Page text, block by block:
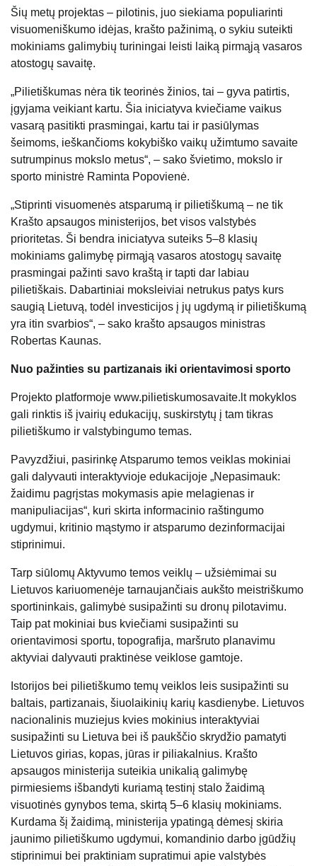
Šių metų projektas – pilotinis, juo siekiama populiarinti
visuomeniškumo idėjas, krašto pažinimą, o sykiu suteikti
mokiniams galimybių turiningai leisti laiką pirmąją vasaros
atostogų savaitę.
„Pilietiškumas nėra tik teorinės žinios, tai – gyva patirtis,
įgyjama veikiant kartu. Šia iniciatyva kviečiame vaikus
vasarą pasitikti prasmingai, kartu tai ir pasiūlymas
šeimoms, ieškančioms kokybiško vaikų užimtumo savaite
sutrumpinus mokslo metus“, – sako švietimo, mokslo ir
sporto ministrė Raminta Popovienė.
„Stiprinti visuomenės atsparumą ir pilietiškumą – ne tik
Krašto apsaugos ministerijos, bet visos valstybės
prioritetas. Ši bendra iniciatyva suteiks 5–8 klasių
mokiniams galimybę pirmąją vasaros atostogų savaitę
prasmingai pažinti savo kraštą ir tapti dar labiau
pilietiškais. Dabartiniai moksleiviai netrukus patys kurs
saugią Lietuvą, todėl investicijos į jų ugdymą ir pilietiškumą
yra itin svarbios“, – sako krašto apsaugos ministras
Robertas Kaunas.
Nuo pažinties su partizanais iki orientavimosi sporto
Projekto platformoje www.pilietiskumosavaite.lt mokyklos
gali rinktis iš įvairių edukacijų, suskirstytų į tam tikras
pilietiškumo ir valstybingumo temas.
Pavyzdžiui, pasirinkę Atsparumo temos veiklas mokiniai
gali dalyvauti interaktyvioje edukacijoje „Nepasimauk:
žaidimu pagrįstas mokymasis apie melagienas ir
manipuliacijas“, kuri skirta informacinio raštingumo
ugdymui, kritinio mąstymo ir atsparumo dezinformacijai
stiprinimui.
Tarp siūlomų Aktyvumo temos veiklų – užsiėmimai su
Lietuvos kariuomenėje tarnaujančiais aukšto meistriškumo
sportininkais, galimybė susipažinti su dronų pilotavimu.
Taip pat mokiniai bus kviečiami susipažinti su
orientavimosi sportu, topografija, maršruto planavimu
aktyviai dalyvauti praktinėse veiklose gamtoje.
Istorijos bei pilietiškumo temų veiklos leis susipažinti su
baltais, partizanais, šiuolaikinių karių kasdienybe. Lietuvos
nacionalinis muziejus kvies mokinius interaktyviai
susipažinti su Lietuva bei iš paukščio skrydžio pamatyti
Lietuvos girias, kopas, jūras ir piliakalnius. Krašto
apsaugos ministerija suteikia unikalią galimybę
pirmiesiems išbandyti kuriamą testinį stalo žaidimą
visuotinės gynybos tema, skirtą 5–6 klasių mokiniams.
Kurdama šį žaidimą, ministerija ypatingą dėmesį skiria
jaunimo pilietiškumo ugdymui, komandinio darbo įgūdžių
stiprinimui bei praktiniam supratimui apie valstybės